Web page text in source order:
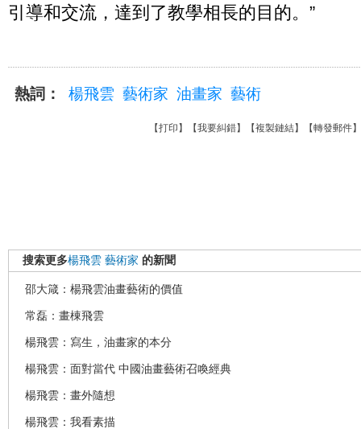
引導和交流，達到了教學相長的目的。”
熱詞： 楊飛雲 藝術家 油畫家 藝術
【打印 】【我要糾錯】【複製鏈結】【轉發郵件
搜索更多楊飛雲 藝術家 的新聞
邵大箴：楊飛雲油畫藝術的價值
常磊：畫棟飛雲
楊飛雲：寫生，油畫家的本分
楊飛雲：面對當代 中國油畫藝術召喚經典
楊飛雲：畫外隨想
楊飛雲：我看素描